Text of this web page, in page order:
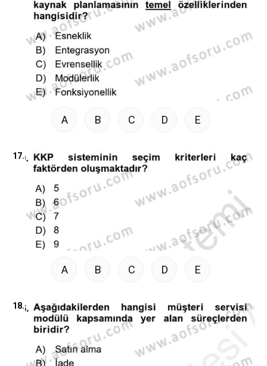
A B C D E
17.
A B C D E
18.